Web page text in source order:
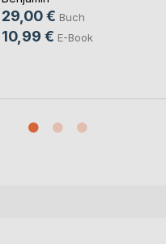
29,00 € Buch
10,99 € E-Book